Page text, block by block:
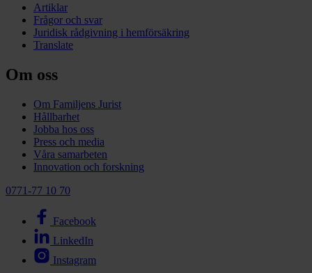
Artiklar
Frågor och svar
Juridisk rådgivning i hemförsäkring
Translate
Om oss
Om Familjens Jurist
Hållbarhet
Jobba hos oss
Press och media
Våra samarbeten
Innovation och forskning
0771-77 10 70
Facebook
LinkedIn
Instagram